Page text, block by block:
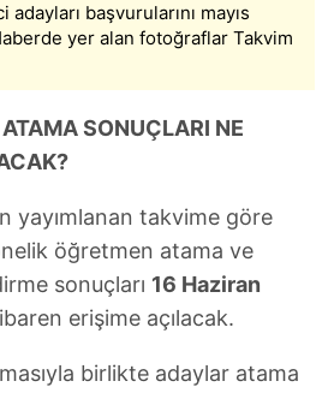
başvurularını mayıs
yer alan fotoğraflar Takvim
SONUÇLARI NE
yayımlanan takvime göre
öğretmen atama ve
sonuçları 16 Haziran
erişime açılacak.
birlikte adaylar atama